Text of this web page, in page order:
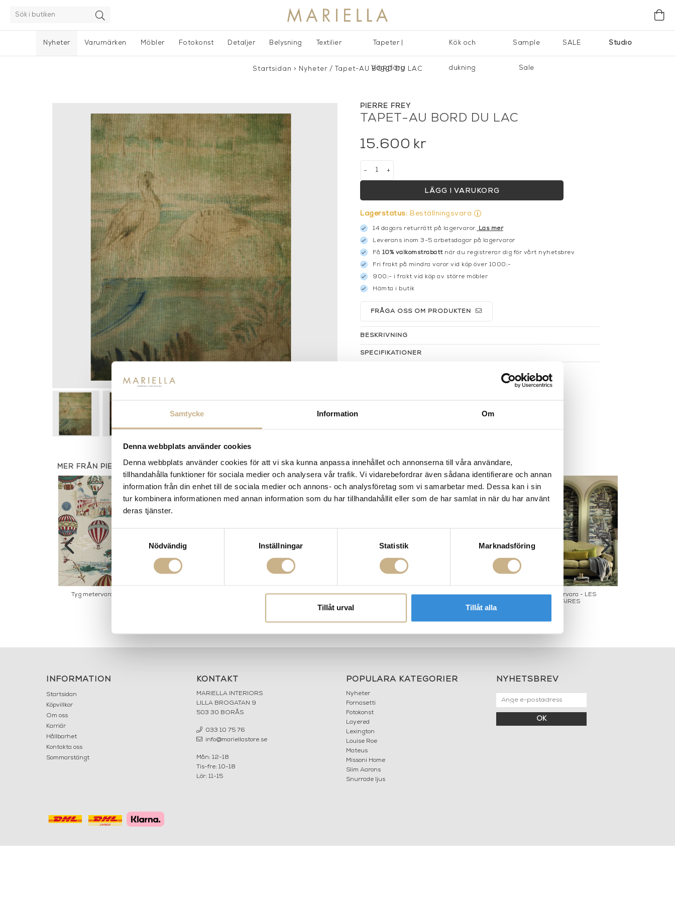
Samtycke Information Om
Denna webbplats använder cookies
Denna webbplats använder cookies för att vi ska kunna anpassa innehållet och annonserna till våra användare,
tillhandahålla funktioner för sociala medier och analysera vår trafik. Vi vidarebefordrar även sådana identifierare och annan
information från din enhet till de sociala medier och annons- och analysföretag som vi samarbetar med. Dessa kan i sin
tur kombinera informationen med annan information som du har tillhandahållit eller som de har samlat in när du har använt
deras tjänster.
Nödvändig
Inställningar Statistik Marknadsföring
Tillåt urval Tillåt alla
Nyheter Studio
Varumärken Möbler Fotokonst Detaljer Belysning Textilier Tapeter |
Väggfärg
Kök och
dukning
Sample
Sale
SALE
Startsidan > Nyheter/ Tapet-AU BORD DU LAC
PIERRE FREY
TAPET-AU BORD DU LAC
15.600 kr
+
-
LÄGG I VARUKORG
Lagerstatus: Beställningsvara
14 dagars returrätt på lagervaror. Läs mer
Leverans inom 3-5 arbetsdagar på lagervaror
Få 10% välkomstrabattnär du registrerar dig för vårt nyhetsbrev
Fri frakt på mindra varor vid köp över 1000:-
900:- i frakt vid köp av större möbler
Hämta i butik
FRÅGA OSS OM PRODUKTEN
BESKRIVNING
SPECIFIKATIONER
MER FRÅN PIERRE FREY
Tyg metervara - Les aeronefs Tyg metervara - Royal Tiger Love Seat - Litho Armless
Tapet Metervara - LES
TOPIAIRES
INFORMATION
Startsidan
Köpvillkor
Om oss
Karriär
Hållbarhet
Kontakta oss
Sommarstängt
KONTAKT
MARIELLA INTERIORS
LILLA BROGATAN 9
503 30 BORÅS
033 10 75 76
info@mariellastore.se
Mån: 12-18
Tis-fre: 10-18
Lör: 11-15
POPULÄRA KATEGORIER
Nyheter
Fornasetti
Fotokonst
Layered
Lexington
Louise Roe
Mateus
Missoni Home
Slim Aarons
Snurrade ljus
NYHETSBREV
OK